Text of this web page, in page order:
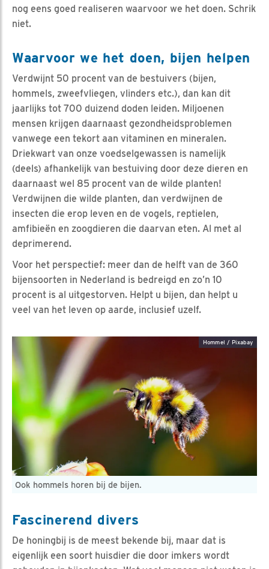
nog eens goed realiseren waarvoor we het doen. Schrik
niet.
Waarvoor we het doen, bijen helpen
Verdwijnt 50 procent van de bestuivers (bijen,
hommels, zweefvliegen, vlinders etc.), dan kan dit
jaarlijks tot 700 duizend doden leiden. Miljoenen
mensen krijgen daarnaast gezondheidsproblemen
vanwege een tekort aan vitaminen en mineralen.
Driekwart van onze voedselgewassen is namelijk
(deels) afhankelijk van bestuiving door deze dieren en
daarnaast wel 85 procent van de wilde planten!
Verdwijnen die wilde planten, dan verdwijnen de
insecten die erop leven en de vogels, reptielen,
amfibieën en zoogdieren die daarvan eten. Al met al
deprimerend.
Voor het perspectief: meer dan de helft van de 360
bijensoorten in Nederland is bedreigd en zo’n 10
procent is al uitgestorven. Helpt u bijen, dan helpt u
veel van het leven op aarde, inclusief uzelf.
Ook hommels horen bij de bijen.
Hommel / Pixabay
Fascinerend divers
De honingbij is de meest bekende bij, maar dat is
eigenlijk een soort huisdier die door imkers wordt